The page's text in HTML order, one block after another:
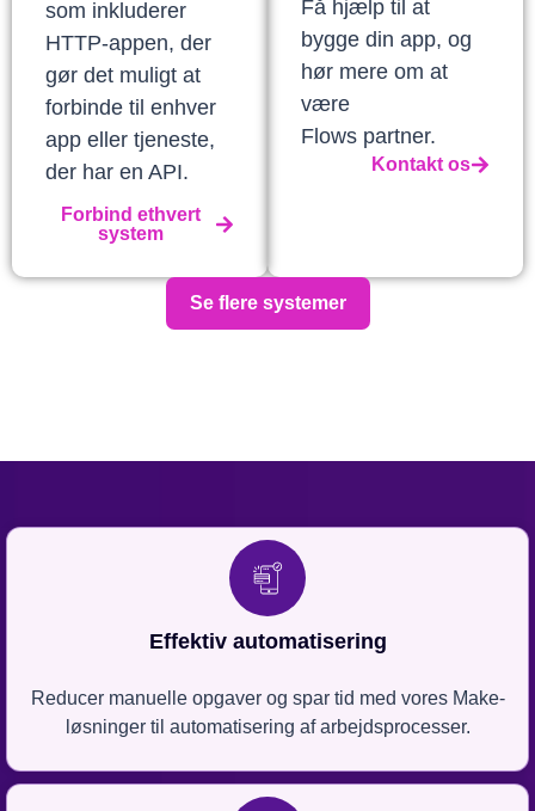
som inkluderer
HTTP-appen, der
gør det muligt at
forbinde til enhver
app eller tjeneste,
der har en API.
Forbind ethvert
system
Få hjælp til at
bygge din app, og
hør mere om at
være
Flows partner.
Kontakt os
Se flere systemer
Effektiv automatisering
Reducer manuelle opgaver og spar tid med vores Make-
løsninger til automatisering af arbejdsprocesser.